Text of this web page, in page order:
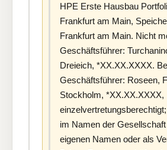
HPE Erste Hausbau
Frankfurt am Main,
Frankfurt am Main. Nicht
Geschäftsführer:
Dreieich, *XX.XX.XXXX.
Geschäftsführer: Roseen,
Stockholm, *XX.XX.XXXX,
im Namen der
eigenen Namen oder als